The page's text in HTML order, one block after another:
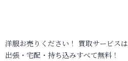
洋服お売りください！ 買取サービスは
出張・宅配・持ち込みすべて無料！